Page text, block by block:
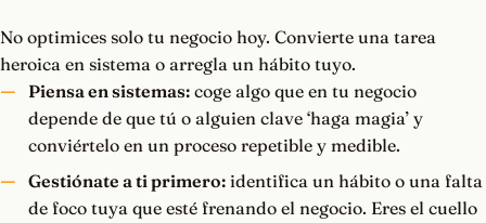
No optimices solo tu negocio hoy. Convierte una tarea
heroica en sistema o arregla un hábito tuyo.
Piensa en sistemas:coge algo que en tu negocio
depende de que tú o alguien clave ‘haga magia’ y
conviértelo en un proceso repetible y medible.
Gestiónate a ti primero:identifica un hábito o una falta
de foco tuya que esté frenando el negocio. Eres el cuello